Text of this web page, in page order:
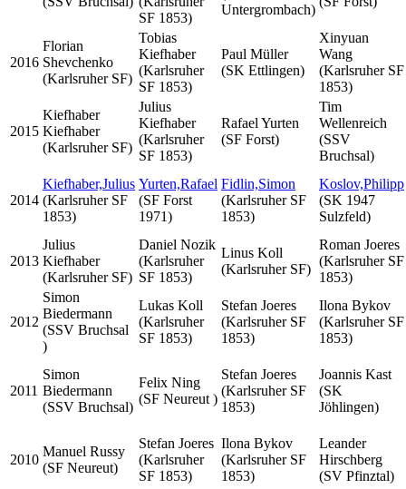
SF 1853)
Untergrombach)
2016
Florian
Shevchenko
(Karlsruher SF)
Tobias
Kiefhaber
(Karlsruher
SF 1853)
Paul Müller
(SK Ettlingen)
Xinyuan
Wang
(Karlsruher SF
1853)
2015
Kiefhaber
Kiefhaber
(Karlsruher SF)
Julius
Kiefhaber
(Karlsruher
SF 1853)
Rafael Yurten
(SF Forst)
Tim
Wellenreich
(SSV
Bruchsal)
2014
Kiefhaber,Julius
(Karlsruher SF
1853)
Yurten,Rafael
(SF Forst
1971)
Fidlin,Simon
(Karlsruher SF
1853)
Koslov,Philipp
(SK 1947
Sulzfeld)
2013
Julius
Kiefhaber
(Karlsruher SF)
Daniel Nozik
(Karlsruher
SF 1853)
Linus Koll
(Karlsruher SF)
Roman Joeres
(Karlsruher SF
1853)
2012
Simon
Biedermann
(SSV Bruchsal
)
Lukas Koll
(Karlsruher
SF 1853)
Stefan Joeres
(Karlsruher SF
1853)
Ilona Bykov
(Karlsruher SF
1853)
2011
Simon
Biedermann
(SSV Bruchsal)
Felix Ning
(SF Neureut )
Stefan Joeres
(Karlsruher SF
1853)
Joannis Kast
(SK
Jöhlingen)
2010
Manuel Russy
(SF Neureut)
Stefan Joeres
(Karlsruher
SF 1853)
Ilona Bykov
(Karlsruher SF
1853)
Leander
Hirschberg
(SV Pfinztal)